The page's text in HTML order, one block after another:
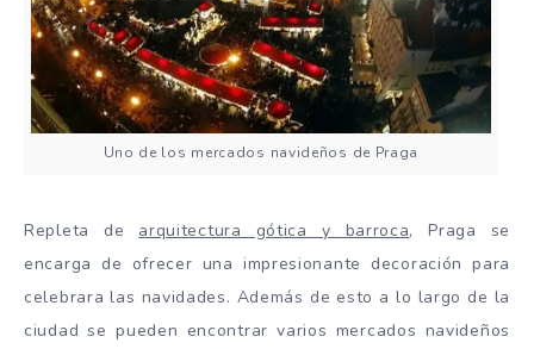
Uno de los mercados navideños de Praga
Repleta de arquitectura gótica y barroca, Praga se
encarga de ofrecer una impresionante decoración para
celebrara las navidades. Además de esto a lo largo de la
ciudad se pueden encontrar varios mercados navideños